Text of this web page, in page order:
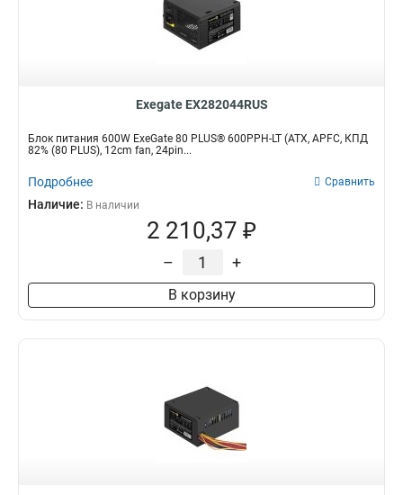
Exegate EX282044RUS
Блок питания 600W ExeGate 80 PLUS® 600PPH-LT (ATX, APFC, КПД
82% (80 PLUS), 12cm fan, 24pin...
Подробнее Сравнить
Наличие: В наличии
2 210,37 ₽
– +
В корзину